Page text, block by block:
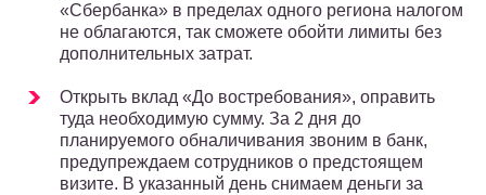
«Сбербанка» в пределах одного региона налогом
не облагаются, так сможете обойти лимиты без
дополнительных затрат.
Открыть вклад «До востребования», оправить
туда необходимую сумму. За 2 дня до
планируемого обналичивания звоним в банк,
предупреждаем сотрудников о предстоящем
визите. В указанный день снимаем деньги за